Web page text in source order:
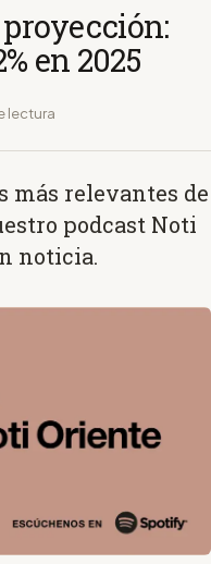
en 2025
lectura
más relevantes de
podcast Noti
noticia.